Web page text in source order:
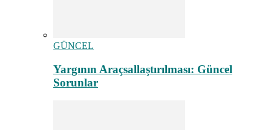
GÜNCEL
Yargının Araçsallaştırılması: Güncel
Sorunlar